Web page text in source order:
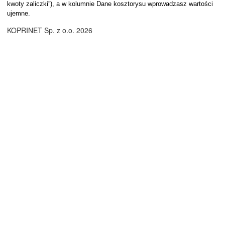
kwoty zaliczki”), a w kolumnie Dane kosztorysu wprowadzasz wartości
ujemne.
KOPRINET Sp. z o.o. 2026